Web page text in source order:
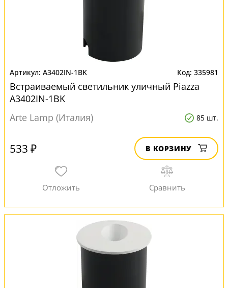
A3402IN-1BK 335981
Встраиваемый светильник уличный Piazza
A3402IN-1BK
Arte Lamp (Италия)
85 шт.
533 ₽ В КОРЗИНУ